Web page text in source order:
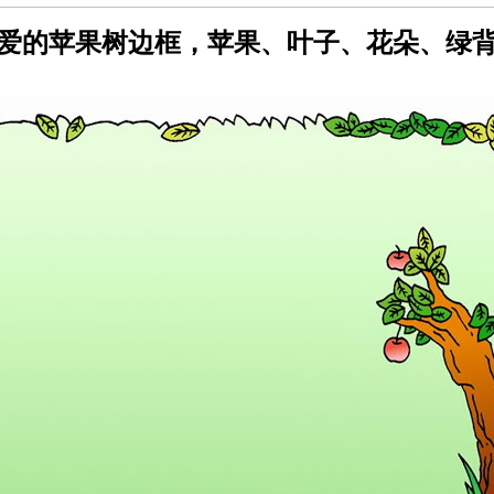
的苹果树边框，苹果、叶子、花朵、绿